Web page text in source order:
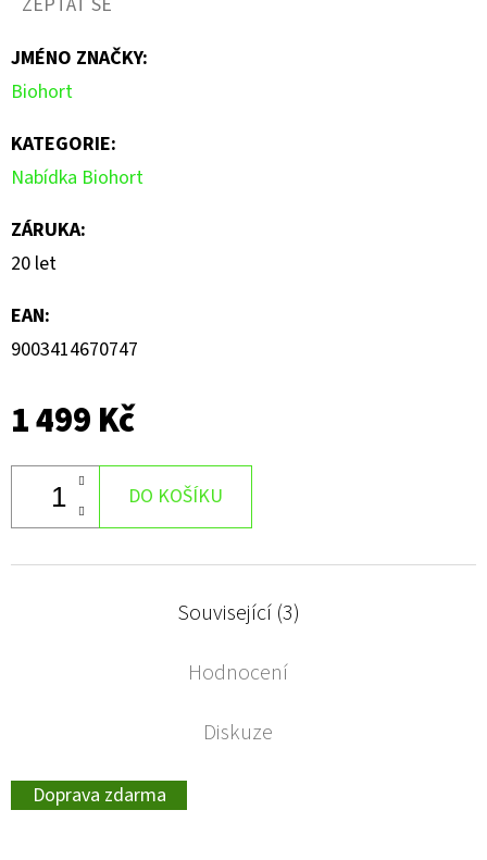
0,0
z
5
hvězdiček.
JMÉNO ZNAČKY:
Biohort
KATEGORIE:
Nabídka Biohort
ZÁRUKA:
20 let
EAN:
9003414670747
1 499 Kč
DO KOŠÍKU
Související (3)
Hodnocení
Diskuze
Doprava zdarma